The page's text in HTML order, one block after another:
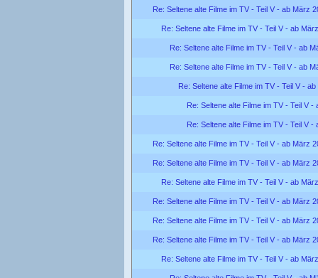
Re: Seltene alte Filme im TV - Teil V - ab März
Re: Seltene alte Filme im TV - Teil V - ab
Re: Seltene alte Filme im TV - Teil V - ab
Re: Seltene alte Filme im TV - Teil V - ab
Re: Seltene alte Filme im TV - Teil V -
Re: Seltene alte Filme im TV - Teil V -
Re: Seltene alte Filme im TV - Teil V -
Re: Seltene alte Filme im TV - Teil V - ab März
Re: Seltene alte Filme im TV - Teil V - ab März
Re: Seltene alte Filme im TV - Teil V - ab
Re: Seltene alte Filme im TV - Teil V - ab März
Re: Seltene alte Filme im TV - Teil V - ab März
Re: Seltene alte Filme im TV - Teil V - ab März
Re: Seltene alte Filme im TV - Teil V - ab